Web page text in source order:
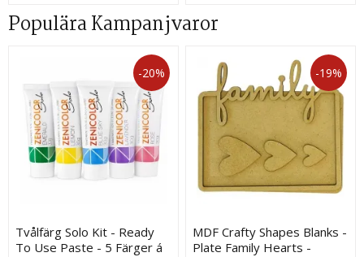
Populära Kampanjvaror
-20%
Tvålfärg Solo Kit - Ready
To Use Paste - 5 Färger á
-19%
MDF Crafty Shapes Blanks -
Plate Family Hearts -